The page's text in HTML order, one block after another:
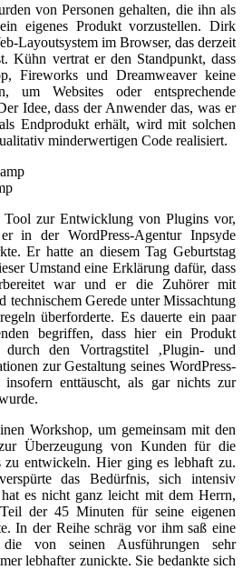
von Personen gehalten, die ihn als
eigenes Produkt vorzustellen. Dirk
Layoutsystem im Browser, das derzeit
Kühn vertrat er den Standpunkt, dass
Fireworks und Dreamweaver keine
um Websites oder entsprechende
Idee, dass der Anwender das, was er
Endprodukt erhält, wird mit solchen
minderwertigen Code realisiert.
Tool zur Entwicklung von Plugins vor,
in der WordPress-Agentur Inpsyde
Er hatte an diesem Tag Geburtstag
Umstand eine Erklärung dafür, dass
war und er die Zuhörer mit
technischem Gerede unter Missachtung
überforderte. Es dauerte ein paar
begriffen, dass hier ein Produkt
den Vortragstitel ‚Plugin- und
zur Gestaltung seines WordPress-
enttäuscht, als gar nichts zur
Workshop, um gemeinsam mit den
Überzeugung von Kunden für die
zu entwickeln. Hier ging es lebhaft zu.
das Bedürfnis, sich intensiv
es nicht ganz leicht mit dem Herrn,
der 45 Minuten für seine eigenen
In der Reihe schräg vor ihm saß eine
von seinen Ausführungen sehr
lebhafter zunickte. Sie bedankte sich